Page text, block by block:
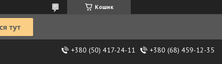
Кошик
+380 (50) 417-24-11 +380 (68) 459-12-35